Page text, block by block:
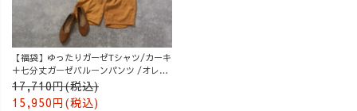
【福袋】ゆったりガーゼTシャツ/カーキ
＋七分丈ガーゼバルーンパンツ /オレン
ジ
17,710円(税込)
15,950円(税込)